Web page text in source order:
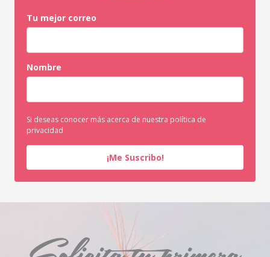
Tu mejor correo
Nombre
Si deseas conocer más acerca de nuestra política de
privacidad
¡Me Suscribo!